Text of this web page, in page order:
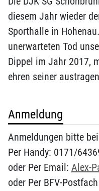
diesem Jahr wieder
Sporthalle in
unerwarteten Tod
Dippel im Jahr 2017,
ehren seiner
Anmeldung
Anmeldungen bitte
Per Handy: 0171/
oder Per Email: Alex-
oder Per BFV-